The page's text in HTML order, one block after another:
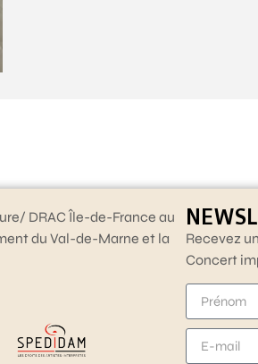
DRAC Île-de-France au
du Val-de-Marne et la
Recevez
Concert